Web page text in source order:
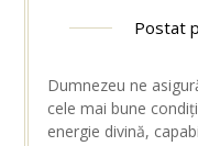
Postat
Dumnezeu ne
cele mai bune
energie divină,